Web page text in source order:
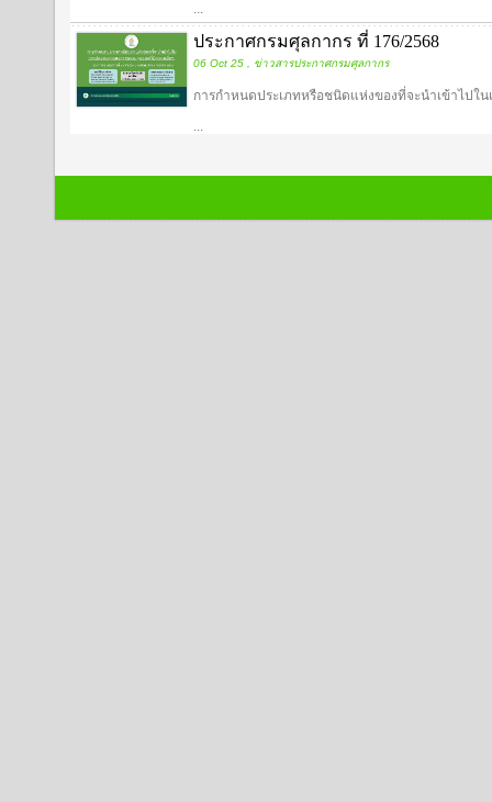
...
ประกาศกรมศุลกากร ที่ 176/2568
06 Oct 25 , ข่าวสารประกาศกรมศุลกากร
การกำหนดประเภทหรือชนิดแห่งของที่จะนำเข้าไปใ
...